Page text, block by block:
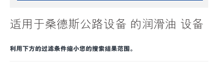
适用于桑德斯公路设备 的润滑油 设备
利用下方的过滤条件缩小您的搜索结果范围。